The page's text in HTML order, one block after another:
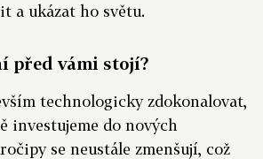
a ukázat ho světu.
před vámi stojí?
technologicky zdokonalovat,
investujeme do nových
se neustále zmenšují, což